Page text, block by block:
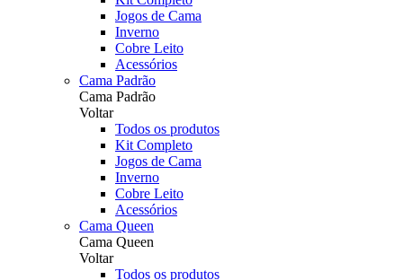
Jogos de Cama
Inverno
Cobre Leito
Acessórios
Cama Padrão
Cama Padrão
Voltar
Todos os produtos
Kit Completo
Jogos de Cama
Inverno
Cobre Leito
Acessórios
Cama Queen
Cama Queen
Voltar
Todos os produtos